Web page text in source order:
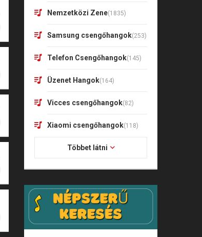
Nemzetközi Zene(1835)
Samsung csengőhangok(253)
Telefon Csengőhangok(145)
Üzenet Hangok(164)
Vicces csengőhangok(82)
Xiaomi csengőhangok(118)
Többet látni